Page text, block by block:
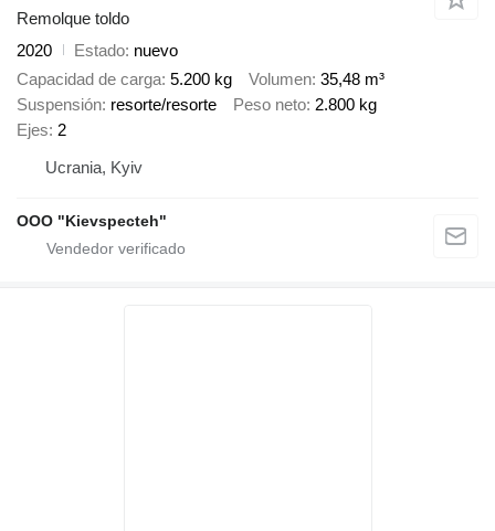
Remolque toldo
2020
Estado nuevo
Capacidad de carga 5.200 kg Volumen 35,48 m³
Suspensión resorte/resorte Peso neto 2.800 kg
Ejes 2
Ucrania, Kyiv
OOO "Kievspecteh"